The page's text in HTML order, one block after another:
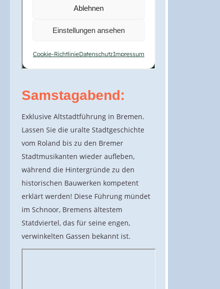
Samstagabend:
Exklusive Altstadtführung in Bremen.
Lassen Sie die uralte Stadtgeschichte
vom Roland bis zu den Bremer
Stadtmusikanten wieder aufleben,
während die Hintergründe zu den
historischen Bauwerken kompetent
erklärt werden! Diese Führung mündet
im Schnoor, Bremens ältestem
Statdviertel, das für seine engen,
verwinkelten Gassen bekannt ist.